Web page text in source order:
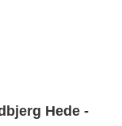
Hede -